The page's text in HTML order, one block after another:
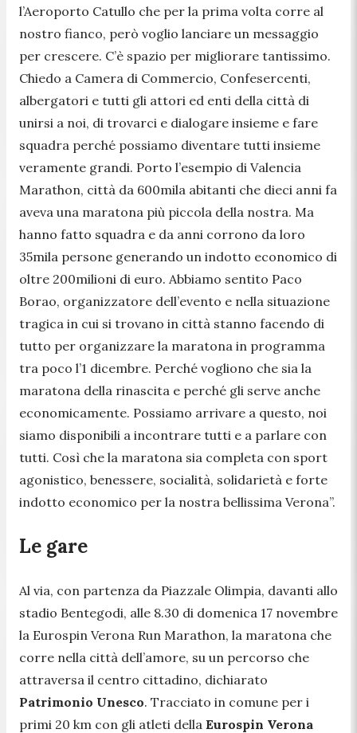
l’Aeroporto Catullo che per la prima volta corre al
nostro fianco, però voglio lanciare un messaggio
per crescere. C’è spazio per migliorare tantissimo.
Chiedo a Camera di Commercio, Confesercenti,
albergatori e tutti gli attori ed enti della città di
unirsi a noi, di trovarci e dialogare insieme e fare
squadra perché possiamo diventare tutti insieme
veramente grandi. Porto l’esempio di Valencia
Marathon, città da 600mila abitanti che dieci anni fa
aveva una maratona più piccola della nostra. Ma
hanno fatto squadra e da anni corrono da loro
35mila persone generando un indotto economico di
oltre 200milioni di euro. Abbiamo sentito Paco
Borao, organizzatore dell’evento e nella situazione
tragica in cui si trovano in città stanno facendo di
tutto per organizzare la maratona in programma
tra poco l’1 dicembre. Perché vogliono che sia la
maratona della rinascita e perché gli serve anche
economicamente. Possiamo arrivare a questo, noi
siamo disponibili a incontrare tutti e a parlare con
tutti. Così che la maratona sia completa con sport
agonistico, benessere, socialità, solidarietà e forte
indotto economico per la nostra bellissima Verona”.
Le gare
Al via, con partenza da Piazzale Olimpia, davanti allo
stadio Bentegodi, alle 8.30 di domenica 17 novembre
la Eurospin Verona Run Marathon, la maratona che
corre nella città dell’amore, su un percorso che
attraversa il centro cittadino, dichiarato
Patrimonio Unesco. Tracciato in comune per i
primi 20 km con gli atleti della Eurospin Verona